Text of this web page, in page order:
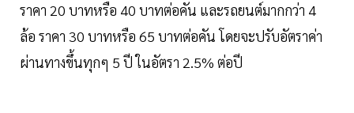
ราคา 20 บาทหรือ 40 บาทต่อคัน และรถยนต์มากกว่า 4
ล้อ ราคา 30 บาทหรือ 65 บาทต่อคัน โดยจะปรับอัตราค่า
ผ่านทางขึ้นทุกๆ 5 ปี ในอัตรา 2.5% ต่อปี